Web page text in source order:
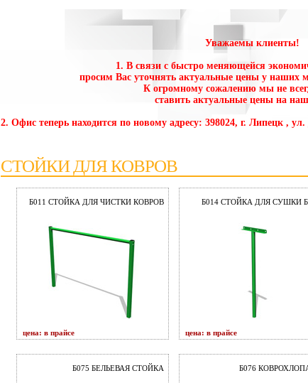
Уважаемы клиенты!
1. В связи с быстро меняющейся
просим Вас уточнять актуальные цены у наших
К огромному сожалению мы не
ставить актуальные цены на
2. Офис теперь находится по новому адресу: 398024, г. Липецк ,
СТОЙКИ ДЛЯ КОВРОВ
Б011 СТОЙКА ДЛЯ ЧИСТКИ КОВРОВ
цена: в прайсе
Б014 СТОЙКА ДЛЯ СУШКИ
цена: в прайсе
Б075 БЕЛЬЕВАЯ СТОЙКА Б076